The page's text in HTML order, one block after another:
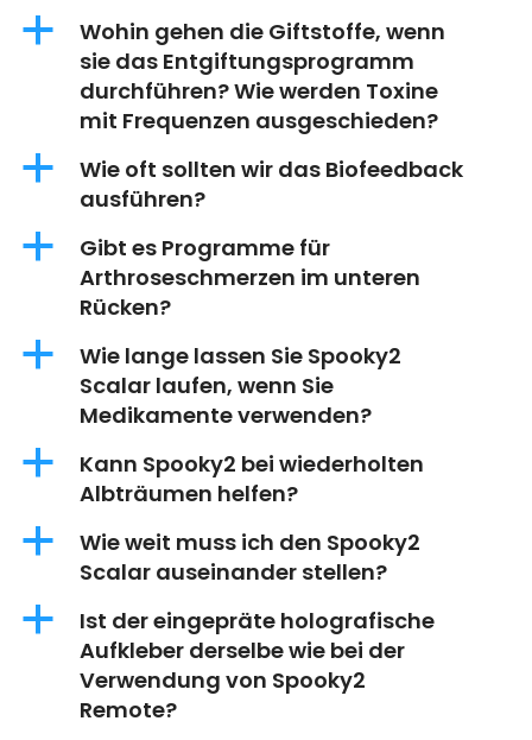
a
Wohin gehen die Giftstoffe, wenn
sie das Entgiftungsprogramm
durchführen? Wie werden Toxine
mit Frequenzen ausgeschieden?
a
Wie oft sollten wir das Biofeedback
ausführen?
a
Gibt es Programme für
Arthroseschmerzen im unteren
Rücken?
a
Wie lange lassen Sie Spooky2
Scalar laufen, wenn Sie
Medikamente verwenden?
a
Kann Spooky2 bei wiederholten
Albträumen helfen?
a
Wie weit muss ich den Spooky2
Scalar auseinander stellen?
a
Ist der eingepräte holografische
Aufkleber derselbe wie bei der
Verwendung von Spooky2
Remote?